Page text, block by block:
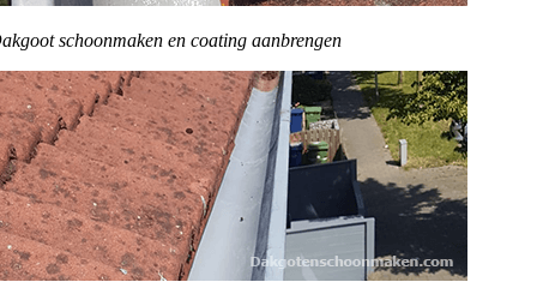
schoonmaken en coating aanbrengen